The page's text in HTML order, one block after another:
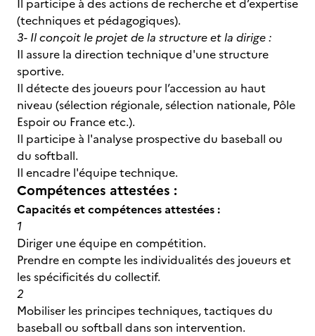
Il participe à des actions de recherche et d’expertise
(techniques et pédagogiques).
3- Il conçoit le projet de la structure et la dirige :
Il assure la direction technique d'une structure
sportive.
Il détecte des joueurs pour l’accession au haut
niveau (sélection régionale, sélection nationale, Pôle
Espoir ou France etc.).
Il participe à l'analyse prospective du baseball ou
du softball.
Il encadre l'équipe technique.
Compétences attestées :
Capacités et compétences attestées :
1
Diriger une équipe en compétition.
Prendre en compte les individualités des joueurs et
les spécificités du collectif.
2
Mobiliser les principes techniques, tactiques du
baseball ou softball dans son intervention.